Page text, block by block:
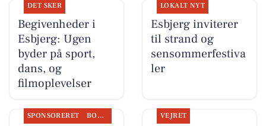
DET SKER
Begivenheder i
Esbjerg: Ugen
byder på sport,
dans, og
filmoplevelser
LOKALT NYT
Esbjerg inviterer
til strand og
sensommerfestiva
ler
SPONSORERET BOLIGMARKED VEJRET